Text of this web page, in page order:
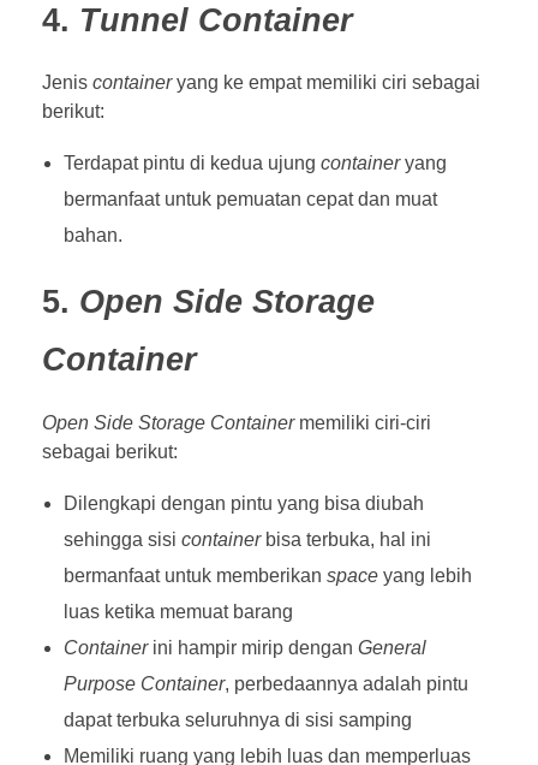
4. Tunnel Container
Jenis containeryang ke empat memiliki ciri sebagai
berikut:
Terdapat pintu di kedua ujung containeryang
bermanfaat untuk pemuatan cepat dan muat
bahan.
5. Open Side Storage
Container
Open Side Storage Containermemiliki ciri-ciri
sebagai berikut:
Dilengkapi dengan pintu yang bisa diubah
sehingga sisi containerbisa terbuka, hal ini
bermanfaat untuk memberikan spaceyang lebih
luas ketika memuat barang
Containerini hampir mirip dengan General
Purpose Container, perbedaannya adalah pintu
dapat terbuka seluruhnya di sisi samping
Memiliki ruang yang lebih luas dan memperluas